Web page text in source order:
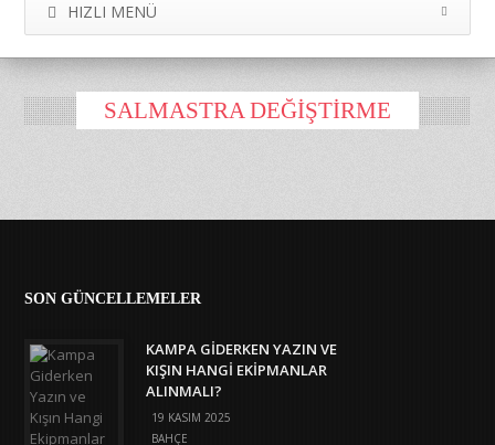
HIZLI MENÜ
SALMASTRA DEĞIŞTIRME
SON GÜNCELLEMELER
KAMPA GIDERKEN YAZIN VE
KIŞIN HANGI EKIPMANLAR
ALINMALI?
19 KASIM 2025
BAHÇE